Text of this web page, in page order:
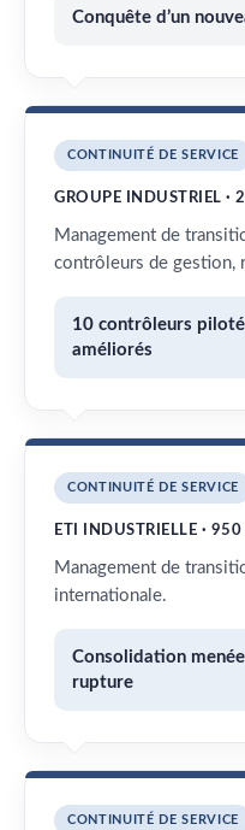
Conquête d’un
CONTINUITÉ DE SERVICE
GROUPE INDUSTRIEL ·
Management de
contrôleurs de gestion,
10 contrôleurs
améliorés
CONTINUITÉ DE SERVICE
ETI INDUSTRIELLE · 950
Management de
internationale.
Consolidation
rupture
CONTINUITÉ DE SERVICE